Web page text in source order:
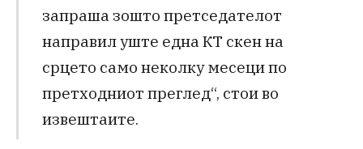
запраша зошто претседателот
направил уште една КТ скен на
срцето само неколку месеци по
претходниот преглед“, стои во
извештаите.